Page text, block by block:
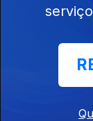
01 dez.
Música com